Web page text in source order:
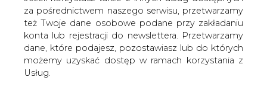
podstawach.
Pamiętaj, że w związku z przetwarzaniem danych
osobowych przysługuje Ci szereg gwarancji i praw,
a przede wszystkim prawo do odwołania zgody
oraz prawo sprzeciwu wobec przetwarzania Twoich
danych. Prawa te będą przez nas bezwzględnie
Komisja Europejska 7 lutego 2018 r.
wydała decyzję o zgodności pomocy
publicznej z rynkiem wewnętrznym UE,
która jest związana z przewidzianym w
ustawie o rynku mocy wynagrodzeniem
za wykonywanie obowiązku mocowego.